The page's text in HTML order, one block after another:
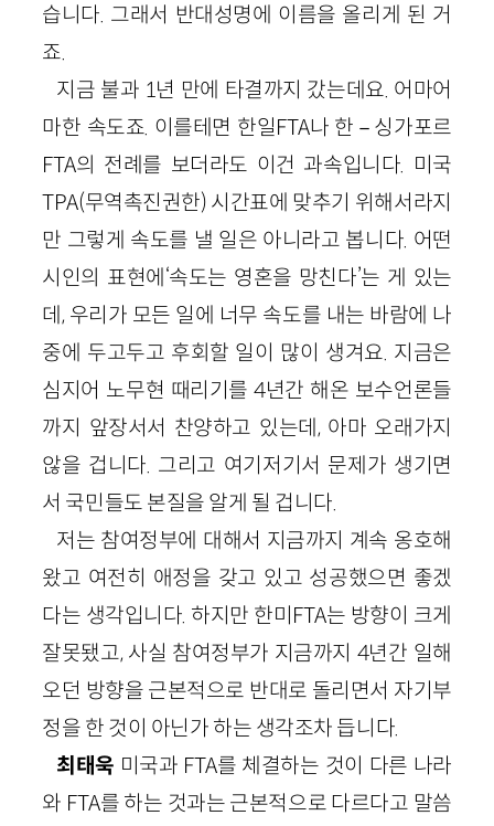
습니다. 그래서 반대성명에 이름을 올리게 된 거
죠.
지금 불과 1년 만에 타결까지 갔는데요. 어마어
마한 속도죠. 이를테면 한일FTA나 한－싱가포르
FTA의 전례를 보더라도 이건 과속입니다. 미국
TPA(무역촉진권한) 시간표에 맞추기 위해서라지
만 그렇게 속도를 낼 일은 아니라고 봅니다. 어떤
시인의 표현에‘속도는 영혼을 망친다’는 게 있는
데, 우리가 모든 일에 너무 속도를 내는 바람에 나
중에 두고두고 후회할 일이 많이 생겨요. 지금은
심지어 노무현 때리기를 4년간 해온 보수언론들
까지 앞장서서 찬양하고 있는데, 아마 오래가지
않을 겁니다. 그리고 여기저기서 문제가 생기면
서 국민들도 본질을 알게 될 겁니다.
저는 참여정부에 대해서 지금까지 계속 옹호해
왔고 여전히 애정을 갖고 있고 성공했으면 좋겠
다는 생각입니다. 하지만 한미FTA는 방향이 크게
잘못됐고, 사실 참여정부가 지금까지 4년간 일해
오던 방향을 근본적으로 반대로 돌리면서 자기부
정을 한 것이 아닌가 하는 생각조차 듭니다.
최태욱 미국과 FTA를 체결하는 것이 다른 나라
와 FTA를 하는 것과는 근본적으로 다르다고 말씀